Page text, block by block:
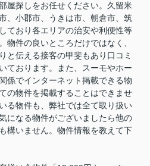
屋探しをお任せください。久留米
、小郡市、うきは市、朝倉市、筑
ており各エリアの治安や利便性等
物件の良いところだけではなく、
と伝える接客の甲斐もあり口コミ
ております。また、スーモやホー
係でインターネット掲載できる物
の物件を掲載することはできませ
る物件も、弊社では全て取り扱い
になる物件がございましたら他の
構いません。物件情報を教えて下